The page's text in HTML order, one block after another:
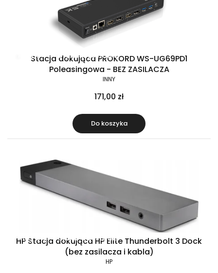
Raty 0% Gratis w zestawie
Stacja dokująca PROKORD WS-UG69PD1
Poleasingowa - BEZ ZASILACZA
INNY
171,00 zł
Do koszyka
Raty 0% Gratis w zestawie
HP Stacja dokująca HP Elite Thunderbolt 3 Dock
(bez zasilacza i kabla)
HP